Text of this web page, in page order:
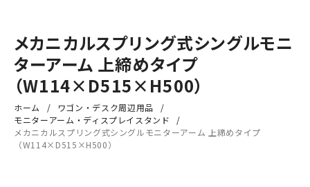
メカニカルスプリング式シングルモニ
ターアーム 上締めタイプ
（W114×D515×H500）
ホーム
ワゴン・デスク周辺用品
モニターアーム・ディスプレイスタンド
メカニカルスプリング式シングルモニターアーム 上締めタイプ
（W114×D515×H500）